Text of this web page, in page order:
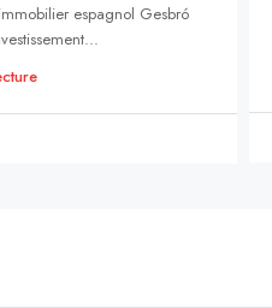
espagnol Gesbró